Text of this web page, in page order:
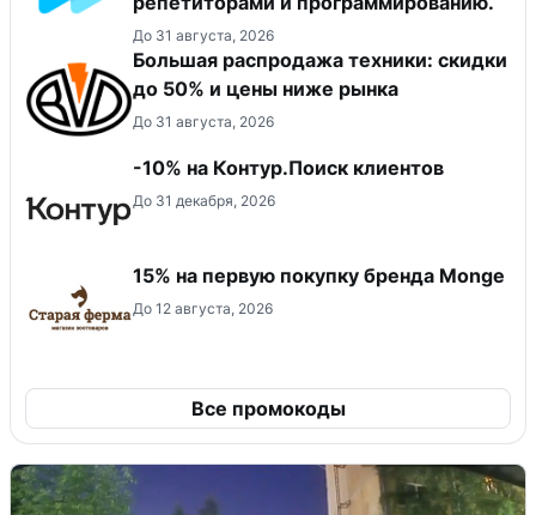
До 31 августа, 2026
Большая распродажа техники: скидки
до 50% и цены ниже рынка
До 31 августа, 2026
-10% на Контур.Поиск клиентов
До 31 декабря, 2026
15% на первую покупку бренда Monge
До 12 августа, 2026
Все промокоды